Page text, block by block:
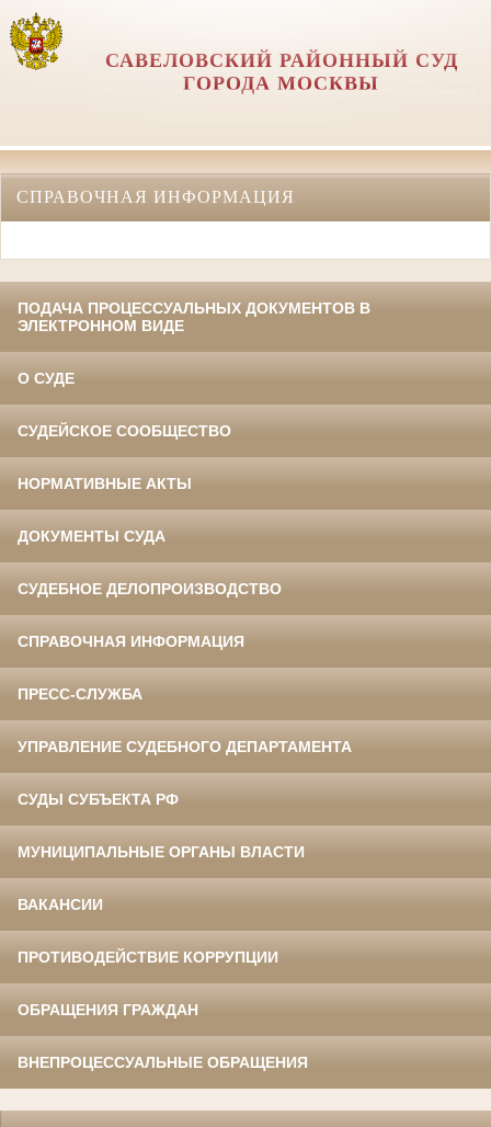
САВЕЛОВСКИЙ РАЙОННЫЙ СУД
ГОРОДА МОСКВЫ
СПРАВОЧНАЯ ИНФОРМАЦИЯ
ПОДАЧА ПРОЦЕССУАЛЬНЫХ ДОКУМЕНТОВ В
ЭЛЕКТРОННОМ ВИДЕ
О СУДЕ
СУДЕЙСКОЕ СООБЩЕСТВО
НОРМАТИВНЫЕ АКТЫ
ДОКУМЕНТЫ СУДА
СУДЕБНОЕ ДЕЛОПРОИЗВОДСТВО
СПРАВОЧНАЯ ИНФОРМАЦИЯ
ПРЕСС-СЛУЖБА
УПРАВЛЕНИЕ СУДЕБНОГО ДЕПАРТАМЕНТА
СУДЫ СУБЪЕКТА РФ
МУНИЦИПАЛЬНЫЕ ОРГАНЫ ВЛАСТИ
ВАКАНСИИ
ПРОТИВОДЕЙСТВИЕ КОРРУПЦИИ
ОБРАЩЕНИЯ ГРАЖДАН
ВНЕПРОЦЕССУАЛЬНЫЕ ОБРАЩЕНИЯ